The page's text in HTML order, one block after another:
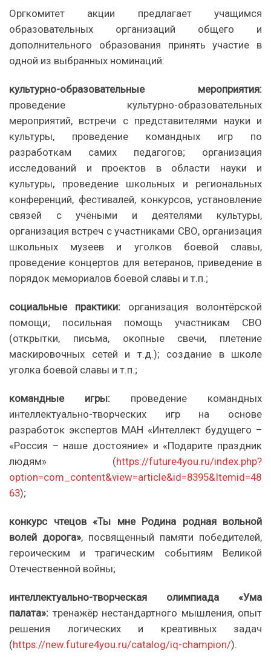
Оргкомитет акции предлагает учащимся
образовательных организаций общего и
дополнительного образования принять участие в
одной из выбранных номинаций:
культурно-образовательные мероприятия:
проведение культурно-образовательных
мероприятий, встречи с представителями науки и
культуры, проведение командных игр по
разработкам самих педагогов; организация
исследований и проектов в области науки и
культуры, проведение школьных и региональных
конференций, фестивалей, конкурсов, установление
связей с учёными и деятелями культуры,
организация встреч с участниками СВО, организация
школьных музеев и уголков боевой славы,
проведение концертов для ветеранов, приведение в
порядок мемориалов боевой славы и т.п.;
социальные практики: организация волонтёрской
помощи; посильная помощь участникам СВО
(открытки, письма, окопные свечи, плетение
маскировочных сетей и т.д.); создание в школе
уголка боевой славы и т.п.;
командные игры: проведение командных
интеллектуально-творческих игр на основе
разработок экспертов МАН «Интеллект будущего –
«Россия – наше достояние» и «Подарите праздник
людям» (https://future4you.ru/index.php?
option=com_content&view=article&id=8395&Itemid=48
63);
конкурс чтецов «Ты мне Родина родная вольной
волей дорога», посвященный памяти победителей,
героическим и трагическим событиям Великой
Отечественной войны;
интеллектуально-творческая олимпиада «Ума
палата»: тренажёр нестандартного мышления, опыт
решения логических и креативных задач
(https://new.future4you.ru/catalog/iq-champion/).